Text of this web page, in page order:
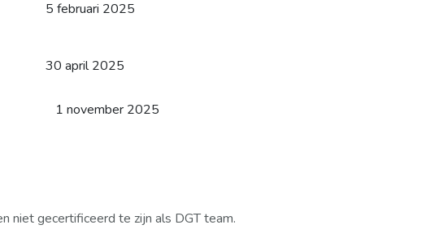
5 februari 2025
30 april 2025
1 november 2025
niet gecertificeerd te zijn als DGT team.